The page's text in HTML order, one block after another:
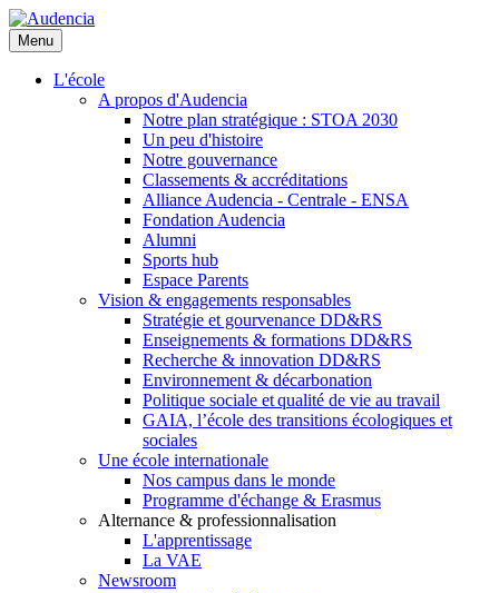
Aller
au
contenu
principal
Menu
L'école
A propos d'Audencia
Notre plan stratégique : STOA 2030
Un peu d'histoire
Notre gouvernance
Classements & accréditations
Alliance Audencia - Centrale - ENSA
Fondation Audencia
Alumni
Sports hub
Espace Parents
Vision & engagements responsables
Stratégie et gourvenance DD&RS
Enseignements & formations DD&RS
Recherche & innovation DD&RS
Environnement & décarbonation
Politique sociale et qualité de vie au travail
GAIA, l’école des transitions écologiques et
sociales
Une école internationale
Nos campus dans le monde
Programme d'échange & Erasmus
Alternance & professionnalisation
L'apprentissage
La VAE
Newsroom